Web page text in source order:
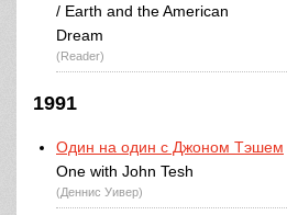
/ Earth and the American
Dream
(Reader)
1991
Один на один с Джоном Тэшем
One with John Tesh
(Деннис Уивер)